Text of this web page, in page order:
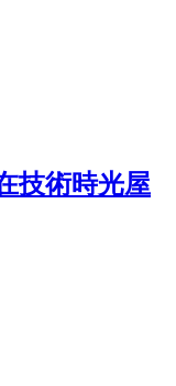
技術時光屋